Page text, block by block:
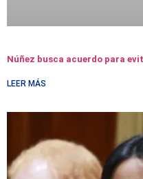
Núñez busca acuerdo para
LEER MÁS